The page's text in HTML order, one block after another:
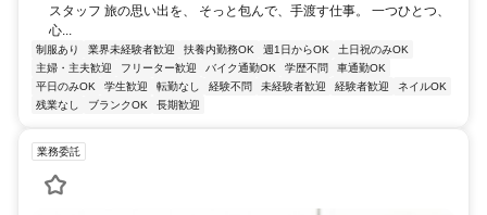
スタッフ 旅の思い出を、 そっと包んで、手渡す仕事。 一つひとつ、
心...
制服あり 業界未経験者歓迎 扶養内勤務OK 週1日からOK
土日祝のみOK
主婦・主夫歓迎
フリーター歓迎 バイク通勤OK 学歴不問
車通勤OK
平日のみOK
学生歓迎 転勤なし 経験不問 未経験者歓迎 経験者歓迎
ネイルOK
残業なし
ブランクOK 長期歓迎
業務委託